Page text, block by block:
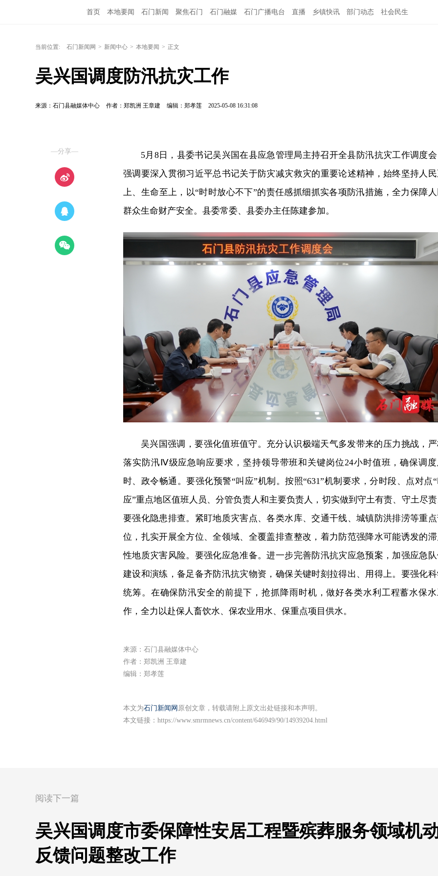
首页 本地要闻 石门新闻 聚焦石门 石门融媒 石门广播电台 直播 乡镇快讯 部门动态 社会民生
当前位置: 石门新闻网 > 新闻中心 > 本地要闻 > 正文
吴兴国调度防汛抗灾工作
来源：石门县融媒体中心 作者：郑凯洲 王章建 编辑：郑孝莲 2025-05-08 16:31:08
—分享—
5月8日，县委书记吴兴国在县应急管理局主持召开全县防汛抗灾工作调度
强调要深入贯彻习近平总书记关于防灾减灾救灾的重要论述精神，始终坚持人
上、生命至上，以“时时放心不下”的责任感抓细抓实各项防汛措施，全力保障
群众生命财产安全。县委常委、县委办主任陈建参加。
吴兴国强调，要强化值班值守。充分认识极端天气多发带来的压力挑战，
落实防汛Ⅳ级应急响应要求，坚持领导带班和关键岗位24小时值班，确保调
时、政令畅通。要强化预警“叫应”机制。按照“631”机制要求，分时段、点对点
应”重点地区值班人员、分管负责人和主要负责人，切实做到守土有责、守土尽
要强化隐患排查。紧盯地质灾害点、各类水库、交通干线、城镇防洪排涝等重
位，扎实开展全方位、全领域、全覆盖排查整改，着力防范强降水可能诱发的
性地质灾害风险。要强化应急准备。进一步完善防汛抗灾应急预案，加强应急
建设和演练，备足备齐防汛抗灾物资，确保关键时刻拉得出、用得上。要强化
统筹。在确保防汛安全的前提下，抢抓降雨时机，做好各类水利工程蓄水保
作，全力以赴保人畜饮水、保农业用水、保重点项目供水。
来源：石门县融媒体中心
作者：郑凯洲 王章建
编辑：郑孝莲
本文为石门新闻网 原创文章，转载请附上原文出处链接和本声明。
本文链接： https://www.smrmnews.cn/content/646949/90/14939204.html
阅读下一篇
吴兴国调度市委保障性安居工程暨殡葬服务领域机
反馈问题整改工作